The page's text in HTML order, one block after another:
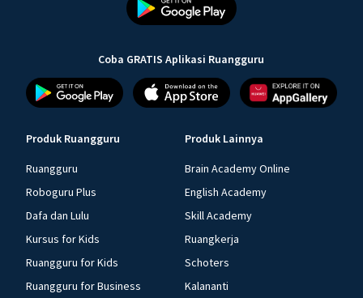
Coba GRATIS Aplikasi Ruangguru
Produk Ruangguru
Ruangguru
Roboguru Plus
Dafa dan Lulu
Kursus for Kids
Ruangguru for Kids
Ruangguru for Business
Produk Lainnya
Brain Academy Online
English Academy
Skill Academy
Ruangkerja
Schoters
Kalananti